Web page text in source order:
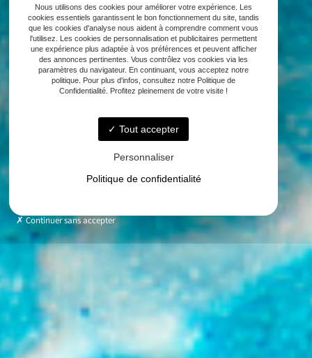
Nous utilisons des cookies pour améliorer votre expérience. Les
cookies essentiels garantissent le bon fonctionnement du site, tandis
que les cookies d'analyse nous aident à comprendre comment vous
l'utilisez. Les cookies de personnalisation et publicitaires permettent
une expérience plus adaptée à vos préférences et peuvent afficher
des annonces pertinentes. Vous contrôlez vos cookies via les
paramètres du navigateur. En continuant, vous acceptez notre
politique. Pour plus d'infos, consultez notre Politique de
Confidentialité. Profitez pleinement de votre visite !
Tout accepter
Personnaliser
Politique de confidentialité
Continuer sans accepter